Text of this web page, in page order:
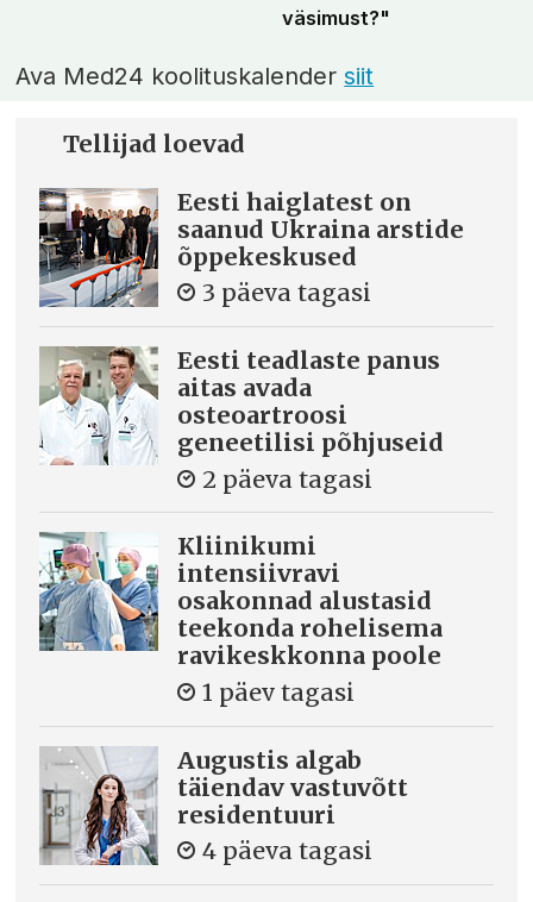
väsimust?"
Ava Med24 koolituskalendersiit
Tellijad loevad
Eesti haiglatest on
saanud Ukraina arstide
õppekeskused
3 päeva tagasi
Eesti teadlaste panus
aitas avada
osteoartroosi
geneetilisi põhjuseid
2 päeva tagasi
Kliinikumi
intensiivravi
osakonnad alustasid
teekonda rohelisema
ravikeskkonna poole
1 päev tagasi
Augustis algab
täiendav vastuvõtt
residentuuri
4 päeva tagasi